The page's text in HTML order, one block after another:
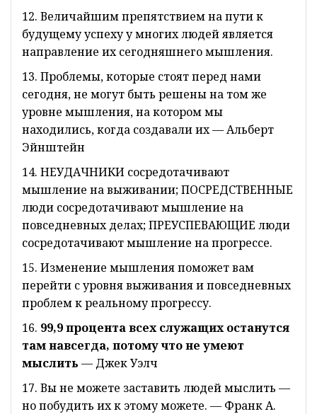
12. Величайшим препятствием на пути к
будущему успеху у многих людей является
направление их сегодняшнего мышления.
13. Проблемы, которые стоят перед нами
сегодня, не могут быть решены на том же
уровне мышления, на котором мы
находились, когда создавали их — Альберт
Эйнштейн
14. НЕУДАЧНИКИ сосредотачивают
мышление на выживании; ПОСРЕДСТВЕННЫЕ
люди сосредотачивают мышление на
повседневных делах; ПРЕУСПЕВАЮЩИЕ люди
сосредотачивают мышление на прогрессе.
15. Изменение мышления поможет вам
перейти с уровня выживания и повседневных
проблем к реальному прогрессу.
16. 99,9 процента всех служащих останутся
там навсегда, потому что не умеют
мыслить — Джек Уэлч
17. Вы не можете заставить людей мыслить —
но побудить их к этому можете. — Франк А.